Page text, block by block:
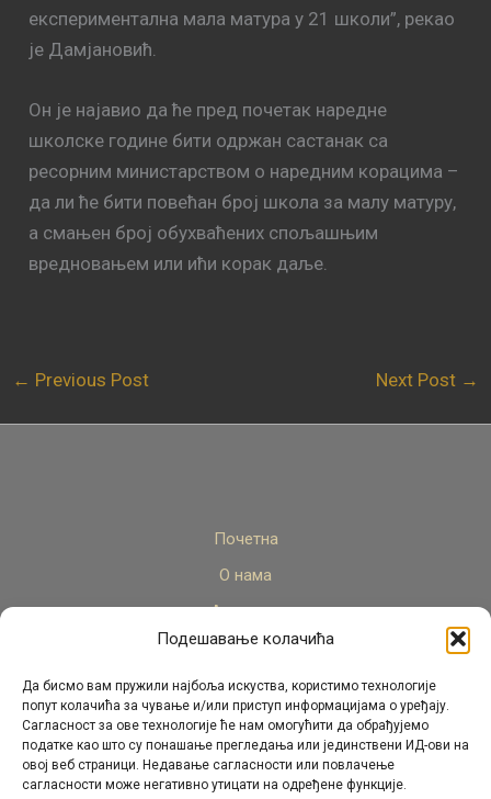
Подешавање колачића
Да бисмо вам пружили најбоља искуства, користимо технологије
попут колачића за чување и/или приступ информацијама о уређају.
Сагласност за ове технологије ће нам омогућити да обрађујемо
податке као што су понашање прегледања или јединствени ИД-ови на
овој веб страници. Недавање сагласности или повлачење
сагласности може негативно утицати на одређене функције.
експериментална мала матура у 21 школи”, рекао
је Дамјановић.
Он је најавио да ће пред почетак наредне
школске године бити одржан састанак са
ресорним министарством о наредним корацима –
да ли ће бити повећан број школа за малу матуру,
а смањен број обухваћених спољашњим
вредновањем или ићи корак даље.
← Previous Post Next Post →
Почетна
О нама
Актуелно
Стручни кадар
Пројекти
Архива
Контакт